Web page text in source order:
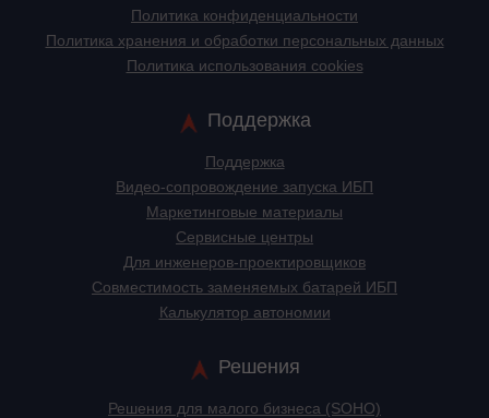
Политика конфиденциальности
Политика хранения и обработки персональных данных
Политика использования cookies
Поддержка
Поддержка
Видео-сопровождение запуска ИБП
Маркетинговые материалы
Сервисные центры
Для инженеров-проектировщиков
Cовместимость заменяемых батарей ИБП
Калькулятор автономии
Решения
Решения для малого бизнеса (SOHO)